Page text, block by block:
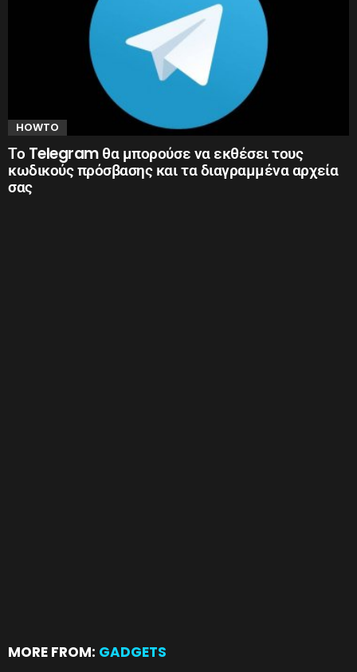
HOWTO
Το Telegram θα μπορούσε να εκθέσει τους
κωδικούς πρόσβασης και τα διαγραμμένα αρχεία
σας
MORE FROM: GADGETS